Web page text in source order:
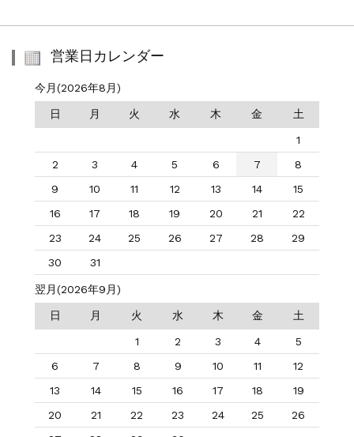
営業日カレンダー
今月(2026年8月)
日 月 火 水 木 金 土
1
2
3 4 5 6 7
8
9
10 11 12 13 14
15
16
17 18 19 20 21
22
23
24 25 26 27 28
29
30
31
翌月(2026年9月)
日 月 火 水 木 金 土
1 2 3 4
5
6
7 8 9 10 11
12
13
14 15 16 17 18
19
20
21 22 23 24 25
26